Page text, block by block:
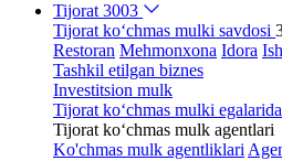
Tijorat 3003
Tijorat ko‘chmas mulki savdosi
Restoran Mehmonxona Idora
Tashkil etilgan biznes
Investitsion mulk
Tijorat ko‘chmas mulki
Tijorat ko‘chmas mulk agentlari
Ko'chmas mulk agentliklari